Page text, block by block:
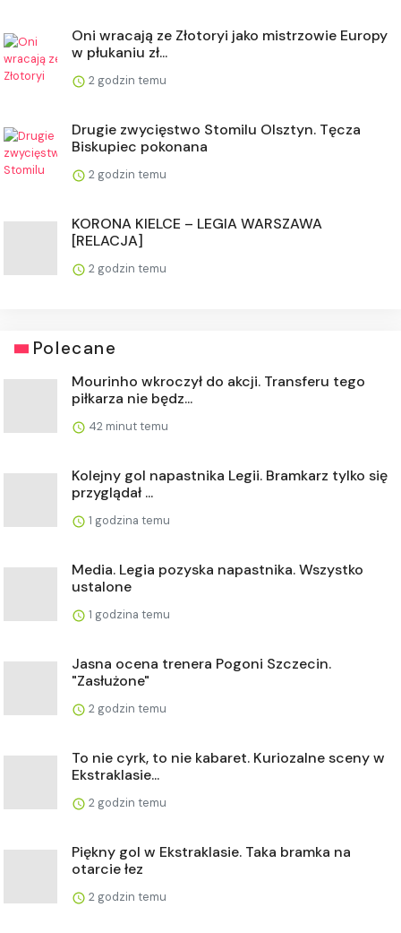
Oni wracają ze Złotoryi jako mistrzowie Europy
w płukaniu zł...
2 godzin temu
Drugie zwycięstwo Stomilu Olsztyn. Tęcza
Biskupiec pokonana
2 godzin temu
KORONA KIELCE – LEGIA WARSZAWA
[RELACJA]
2 godzin temu
Polecane
Mourinho wkroczył do akcji. Transferu tego
piłkarza nie będz...
42 minut temu
Kolejny gol napastnika Legii. Bramkarz tylko się
przyglądał ...
1 godzina temu
Media. Legia pozyska napastnika. Wszystko
ustalone
1 godzina temu
Jasna ocena trenera Pogoni Szczecin.
"Zasłużone"
2 godzin temu
To nie cyrk, to nie kabaret. Kuriozalne sceny w
Ekstraklasie...
2 godzin temu
Piękny gol w Ekstraklasie. Taka bramka na
otarcie łez
2 godzin temu